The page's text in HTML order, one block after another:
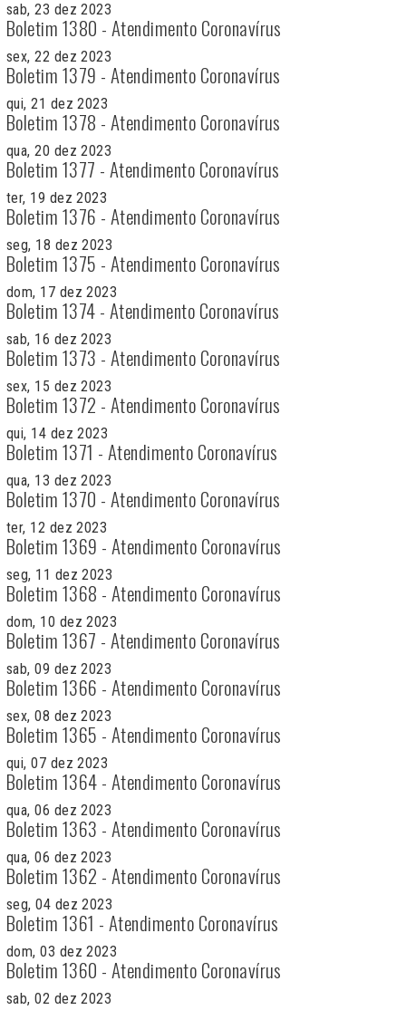
sab, 23 dez 2023
Boletim 1380 - Atendimento Coronavírus
sex, 22 dez 2023
Boletim 1379 - Atendimento Coronavírus
qui, 21 dez 2023
Boletim 1378 - Atendimento Coronavírus
qua, 20 dez 2023
Boletim 1377 - Atendimento Coronavírus
ter, 19 dez 2023
Boletim 1376 - Atendimento Coronavírus
seg, 18 dez 2023
Boletim 1375 - Atendimento Coronavírus
dom, 17 dez 2023
Boletim 1374 - Atendimento Coronavírus
sab, 16 dez 2023
Boletim 1373 - Atendimento Coronavírus
sex, 15 dez 2023
Boletim 1372 - Atendimento Coronavírus
qui, 14 dez 2023
Boletim 1371 - Atendimento Coronavírus
qua, 13 dez 2023
Boletim 1370 - Atendimento Coronavírus
ter, 12 dez 2023
Boletim 1369 - Atendimento Coronavírus
seg, 11 dez 2023
Boletim 1368 - Atendimento Coronavírus
dom, 10 dez 2023
Boletim 1367 - Atendimento Coronavírus
sab, 09 dez 2023
Boletim 1366 - Atendimento Coronavírus
sex, 08 dez 2023
Boletim 1365 - Atendimento Coronavírus
qui, 07 dez 2023
Boletim 1364 - Atendimento Coronavírus
qua, 06 dez 2023
Boletim 1363 - Atendimento Coronavírus
qua, 06 dez 2023
Boletim 1362 - Atendimento Coronavírus
seg, 04 dez 2023
Boletim 1361 - Atendimento Coronavírus
dom, 03 dez 2023
Boletim 1360 - Atendimento Coronavírus
sab, 02 dez 2023